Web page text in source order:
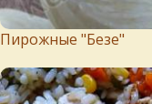
Пирожныe "Бeзe"